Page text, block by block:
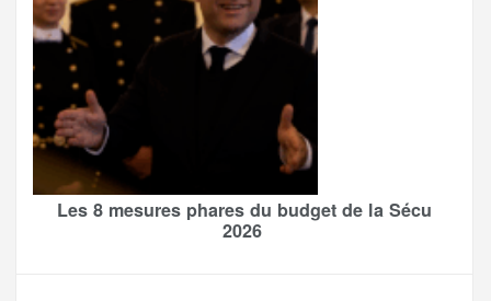
Les 8 mesures phares du budget de la Sécu
2026